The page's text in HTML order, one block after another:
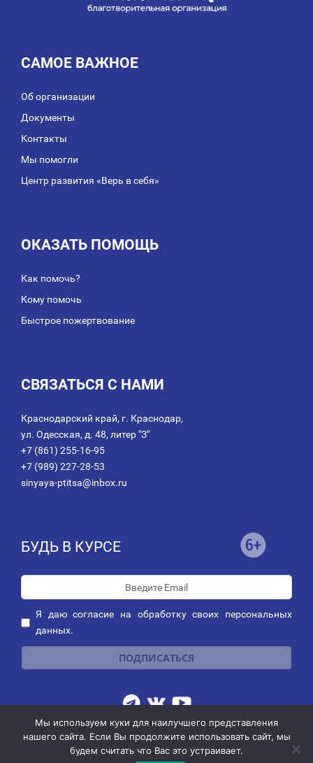
САМОЕ ВАЖНОЕ
Об организации
Документы
Контакты
Мы помогли
Центр развития «Верь в себя»
ОКАЗАТЬ ПОМОЩЬ
Как помочь?
Кому помочь
Быстрое пожертвование
СВЯЗАТЬСЯ С НАМИ
Краснодарский край, г. Краснодар,
ул. Одесская, д. 48, литер "З"
+7 (861) 255-16-95
+7 (989) 227-28-53
sinyaya-ptitsa@inbox.ru
БУДЬ В КУРСЕ
Я даюсогласие на обработку своих персональных
данных.
Публичная оферта о заключении договора пожертвования
Политика обработки персональных данных
Политика рассылок
© 2014-2026 АНО благотворительных и социальных программ
Мы используем куки для наилучшего представления
нашего сайта. Если Вы продолжите использовать сайт, мы
будем считать что Вас это устраивает.